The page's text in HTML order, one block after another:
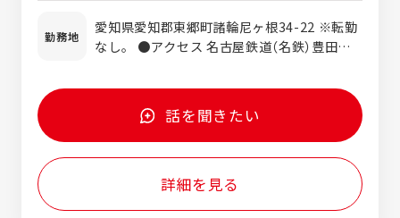
あなた専任の先輩（メンター）がつき、道具の
名前や専門用語を覚えるところからスター
ません。先輩の作業を手伝いながら、マンツ
ーマンで一歩ずつ技術を学べる環境です。 気
さくな先輩ばかりなので、分からないことは
その場ですぐに聞けますよ。
応じて決定します。 ＜モデル年収＞430万円
～ 入社1年目／30歳／施工職／配偶者・子1
勤務地
愛知県愛知郡東郷町諸輪尼ヶ根34-22 ※転勤
なし。 ●アクセス 名古屋鉄道（名鉄）豊田線
話を聞きたい
詳細を見る